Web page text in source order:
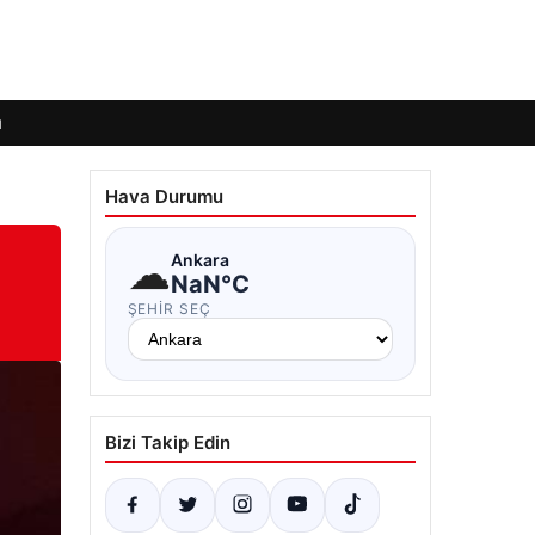
Hava Durumu
☁Ankara
NaN°C
ŞEHIR SEÇ
Bizi Takip Edin